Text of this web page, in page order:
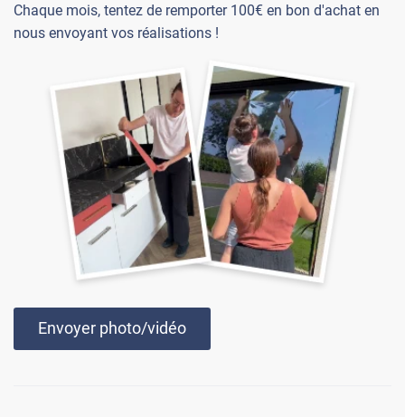
Chaque mois, tentez de remporter 100€ en bon d'achat en
nous envoyant vos réalisations !
Envoyer photo/vidéo